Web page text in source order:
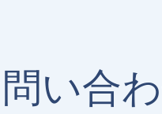
問い合わ